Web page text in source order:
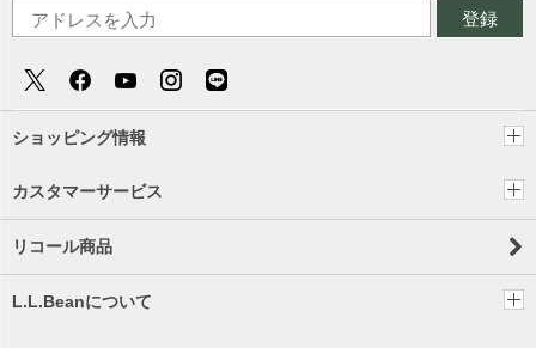
登録
ショッピング情報
カスタマーサービス
リコール商品
L.L.Beanについて